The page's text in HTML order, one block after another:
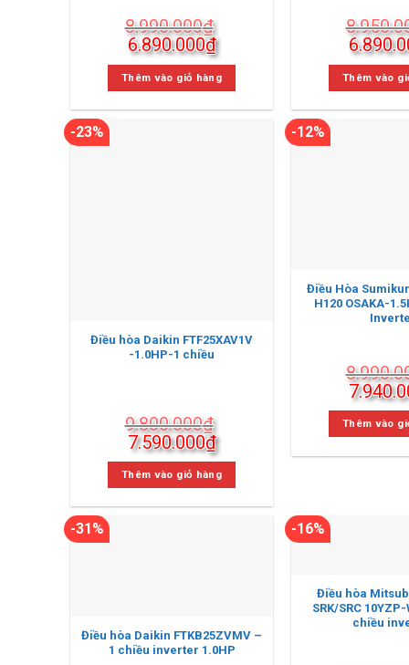
8.990.000₫
Giá
gốc
là:
8.990.000₫.
6.890.000₫Giá
hiện
tại
là:
6.890.000₫.
Thêm vào giỏ hàng
Giá
gốc
là:
Thêm vào
-23%
Điều hòa Daikin FTF25XAV1V
-1.0HP-1 chiều
9.800.000₫
Giá
gốc
là:
7.590.000₫Giá
hiện
tại
7.590.000₫.
Thêm vào giỏ hàng
-12%
Điều Hòa
H120 OSAKA-
Giá
gốc
là:
Thêm vào
-31%
Điều hòa Daikin FTKB25ZVMV –
1 chiều inverter 1.0HP
-16%
Điều hòa
SRK/SRC
chiều